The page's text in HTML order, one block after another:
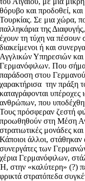
θόρυβο και προδοθεί,
Τουρκίας. Σε μια χώρα,
παλληκάρια της
έχουν τη τύχη να πέσουν
διακείμενοι ή και
Αγγλικών Υπηρεσιών
Γερμανόφιλων. Που
παράδοση στου
χαρακτήρισα την
καταγράφονται
ανθρώπων, που
Τους πρόσφεραν ζεστή
προωθηθούν στη Μέση
στρατιωτικές μονάδες
Κάποιοι άλλοι, στάθηκαν
συνεργάτες των
χέρια Γερμανόφιλων,
Ή, στην «καλύτερη» (?)
φρικτά στρατόπεδα